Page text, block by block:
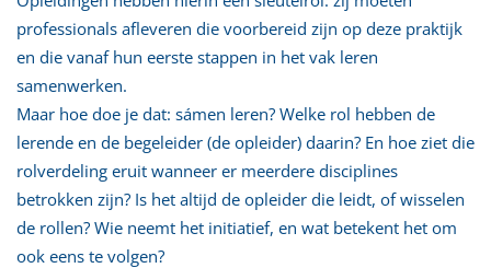
professionals afleveren die voorbereid zijn op deze praktijk
en die vanaf hun eerste stappen in het vak leren
samenwerken.
Maar hoe doe je dat: sámen leren? Welke rol hebben de
lerende en de begeleider (de opleider) daarin? En hoe ziet die
rolverdeling eruit wanneer er meerdere disciplines
betrokken zijn? Is het altijd de opleider die leidt, of wisselen
de rollen? Wie neemt het initiatief, en wat betekent het om
ook eens te volgen?